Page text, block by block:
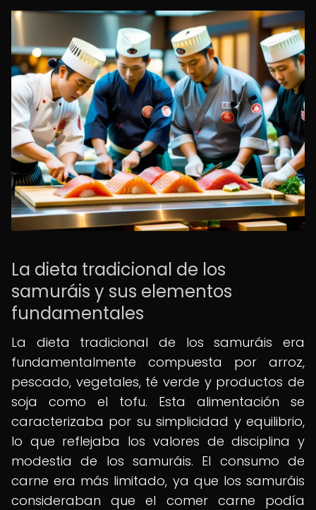
La dieta tradicional de los
samuráis y sus elementos
fundamentales
La dieta tradicional de los samuráis era
fundamentalmente compuesta por arroz,
pescado, vegetales, té verde y productos de
soja como el tofu. Esta alimentación se
caracterizaba por su simplicidad y equilibrio,
lo que reflejaba los valores de disciplina y
modestia de los samuráis. El consumo de
carne era más limitado, ya que los samuráis
consideraban que el comer carne podía